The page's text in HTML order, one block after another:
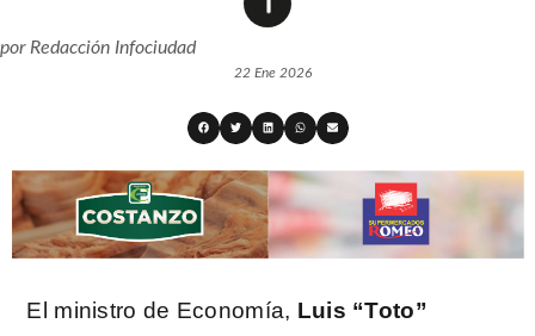
porRedacción Infociudad
22 Ene 2026
El ministro de Economía, Luis “Toto”